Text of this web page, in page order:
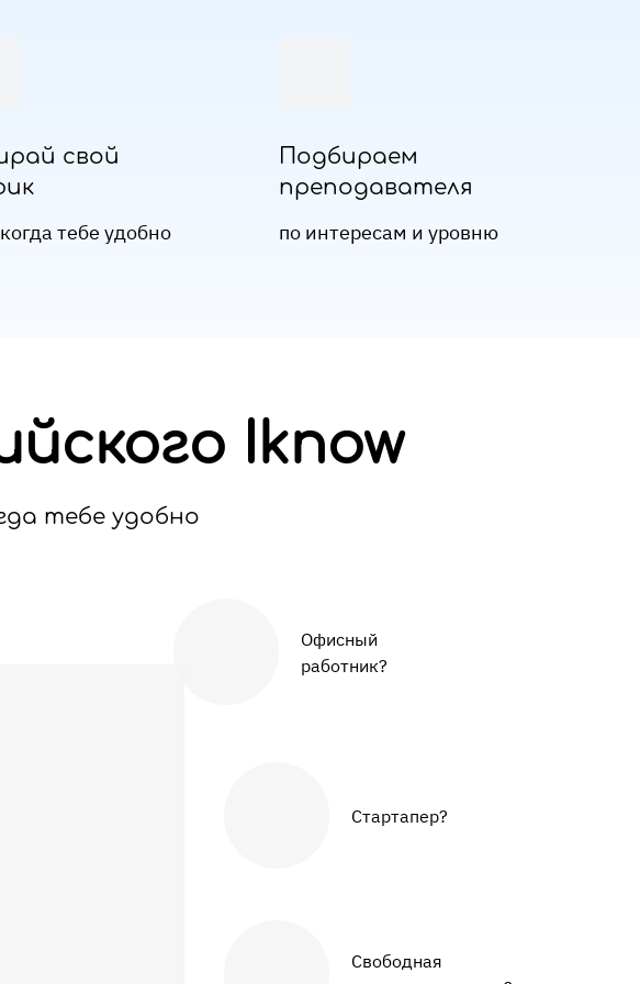
свой
тебе удобно
Подбираем
преподавателя
по интересам и уровню
Iknow
тебе удобно
Офисный
работник?
Стартапер?
Свободная